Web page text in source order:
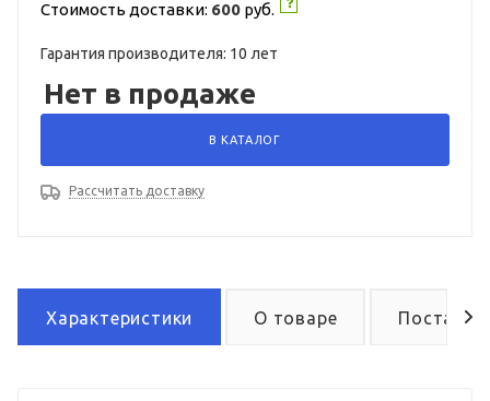
Стоимость доставки: 600 руб.
Гарантия производителя: 10 лет
Нет в продаже
В КАТАЛОГ
Рассчитать доставку
Характеристики О товаре Поставка